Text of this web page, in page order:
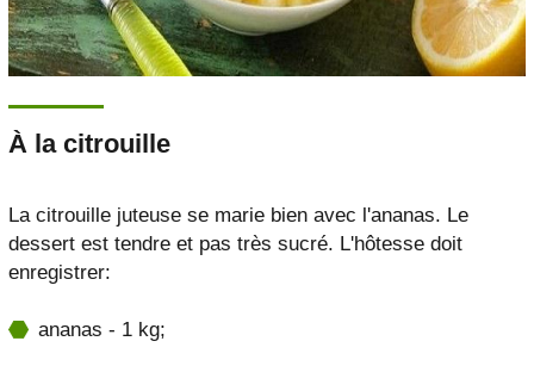
À la citrouille
La citrouille juteuse se marie bien avec l'ananas. Le
dessert est tendre et pas très sucré. L'hôtesse doit
enregistrer:
ananas - 1 kg;